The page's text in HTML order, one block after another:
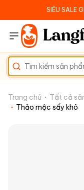
SIÊU SALE
Trang chủ Tất cả
Thảo mộc sấy khô